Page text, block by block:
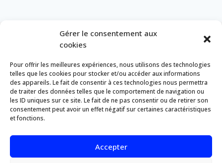
Gérer le consentement aux
cookies
Pour offrir les meilleures expériences, nous utilisons des technologies
telles que les cookies pour stocker et/ou accéder aux informations
des appareils. Le fait de consentir à ces technologies nous permettra
de traiter des données telles que le comportement de navigation ou
les ID uniques sur ce site. Le fait de ne pas consentir ou de retirer son
consentement peut avoir un effet négatif sur certaines caractéristiques
et fonctions.
Accepter
Facebook
Autres agences
Chantilly
Orry la Ville
St Léonard - École de navigation
Règlement intérieur
Mentions légales